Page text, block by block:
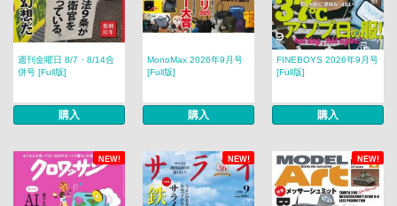
週刊金曜日 8/7・8/14合
併号 [Full版]
購入
MonoMax 2026年9月号
[Full版]
購入
FINEBOYS 2026年9月号
[Full版]
購入
NEW! NEW! NEW!